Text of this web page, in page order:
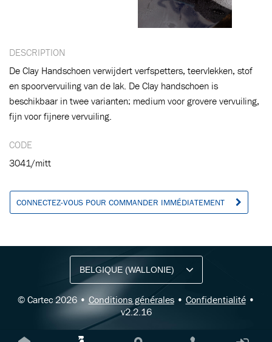
DESCRIPTION
De Clay Handschoen verwijdert verfspetters, teervlekken, stof
en spoorvervuiling van de lak. De Clay handschoen is
beschikbaar in twee varianten: medium voor grovere vervuiling,
fijn voor fijnere vervuiling.
CODE
3041/mitt
CONNECTEZ-VOUS POUR COMMANDER IMMÉDIATEMENT
© Cartec 2026 • Conditions générales• Confidentialité•
v2.2.16
RESTEZ INFORMÉ AVEC NOTRE NEWSLETTER
Recevez des conseils professionnels,
des offres et des mises à jour produit de Cartec.